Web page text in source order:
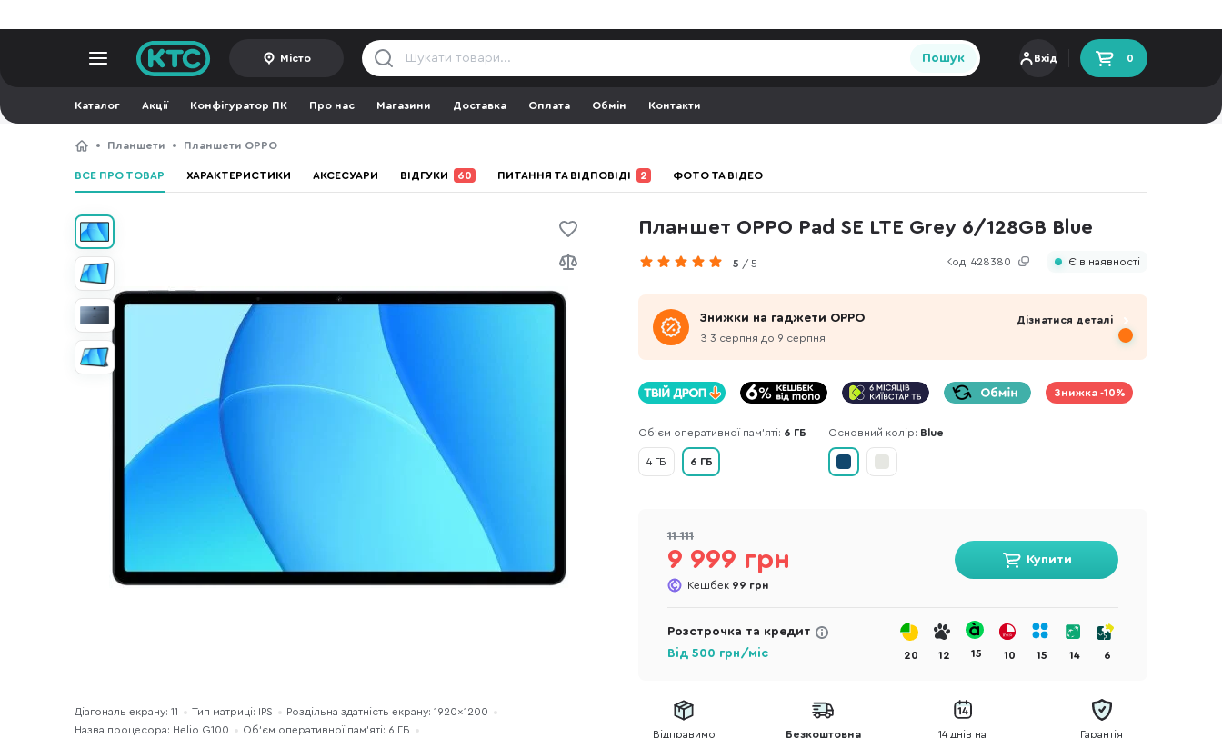
Місто Пошук Вхід 0
Каталог Акції Конфігуратор ПК Про нас Магазини Доставка Оплата Обмін Контакти
Планшети Планшети OPPO
ВСЕ ПРО ТОВАР ХАРАКТЕРИСТИКИ АКСЕСУАРИ ВІДГУКИ 60 ПИТАННЯ ТА ВІДПОВІДІ 2 ФОТО ТА ВІДЕО
Планшет OPPO Pad SE LTE Grey 6/128GB Blue
Код: 428380
5 / 5 Є в наявності
Діагональ екрану: 11 Тип матриці: IPS
Роздільна здатність екрану: 1920×1200
Назва процесора: Helio G100
Об’єм оперативної пам’яті: 6 ГБ
Знижки на гаджети OPPO
З 3 серпня до 9 серпня
Дізнатися деталі
Знижка -10%
Об’єм оперативної пам’яті: 6 ГБ
4 ГБ 6 ГБ
Основний колір: Blue
11 111
9 999 грн
Кешбек 99 грн
Купити
Розстрочка та кредит
Від 500 грн/міс 20 12 15 10 15 14 6
Відправимо
Безкоштовна
14 днів на
Гарантія